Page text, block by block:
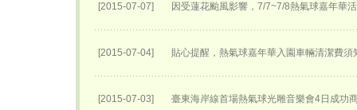
[2015-07-07] 因受蓮花颱風影響，7/7~7/8熱氣球嘉年華
[2015-07-04] 貼心提醒，熱氣球嘉年華入園車輛清潔費須
[2015-07-03] 臺東海岸線首場熱氣球光雕音樂會4日成功